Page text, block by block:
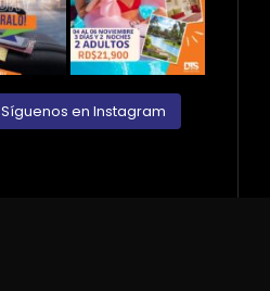
Síguenos en Instagram